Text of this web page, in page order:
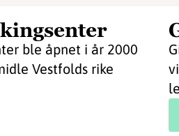
ble åpnet i år 2000
Vestfolds rike